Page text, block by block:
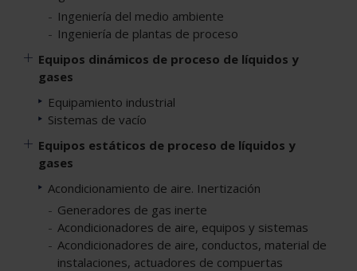
Ingeniería del medio ambiente
Ingeniería de plantas de proceso
Equipos dinámicos de proceso de líquidos y
gases
Equipamiento industrial
Sistemas de vacío
Equipos estáticos de proceso de líquidos y
gases
Acondicionamiento de aire. Inertización
Generadores de gas inerte
Acondicionadores de aire, equipos y sistemas
Acondicionadores de aire, conductos, material de
instalaciones, actuadores de compuertas